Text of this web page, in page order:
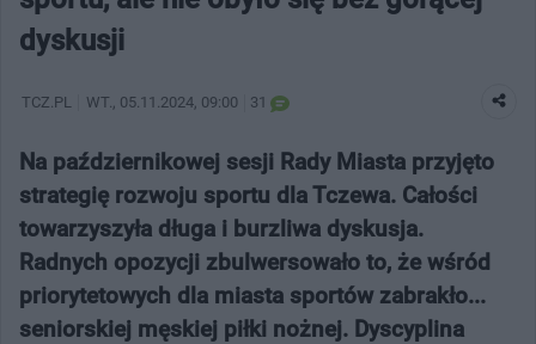
dyskusji
TCZ.PL WT. , 05.11.2024, 09:00 31
Na październikowej sesji Rady Miasta przyjęto
strategię rozwoju sportu dla Tczewa. Całości
towarzyszyła długa i burzliwa dyskusja.
Radnych opozycji zbulwersowało to, że wśród
priorytetowych dla miasta sportów zabrakło...
seniorskiej męskiej piłki nożnej. Dyscyplina